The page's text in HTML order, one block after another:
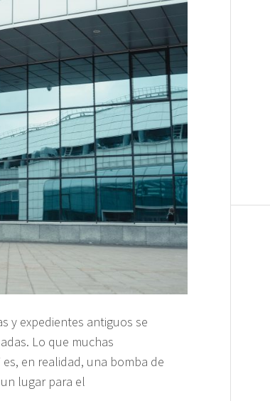
y expedientes antiguos se
Lo que muchas
en realidad, una bomba de
lugar para el